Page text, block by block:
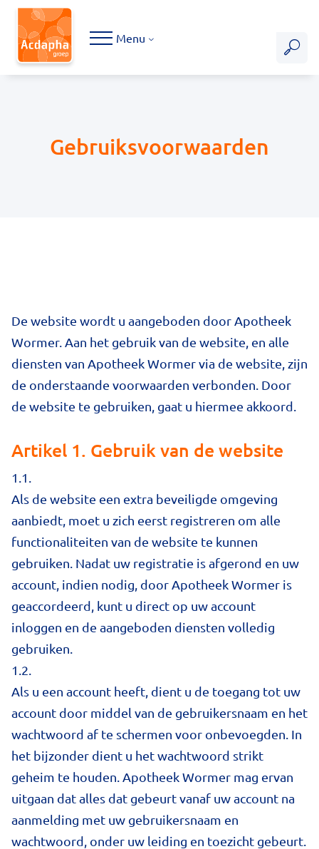
Hoofdmenu
Menu
Gebruiksvoorwaarden
De website wordt u aangeboden door Apotheek
Wormer. Aan het gebruik van de website, en alle
diensten van Apotheek Wormer via de website, zijn
de onderstaande voorwaarden verbonden. Door
de website te gebruiken, gaat u hiermee akkoord.
Artikel 1. Gebruik van de website
1.1.
Als de website een extra beveiligde omgeving
aanbiedt, moet u zich eerst registreren om alle
functionaliteiten van de website te kunnen
gebruiken. Nadat uw registratie is afgerond en uw
account, indien nodig, door Apotheek Wormer is
geaccordeerd, kunt u direct op uw account
inloggen en de aangeboden diensten volledig
gebruiken.
1.2.
Als u een account heeft, dient u de toegang tot uw
account door middel van de gebruikersnaam en het
wachtwoord af te schermen voor onbevoegden. In
het bijzonder dient u het wachtwoord strikt
geheim te houden. Apotheek Wormer mag ervan
uitgaan dat alles dat gebeurt vanaf uw account na
aanmelding met uw gebruikersnaam en
wachtwoord, onder uw leiding en toezicht gebeurt.